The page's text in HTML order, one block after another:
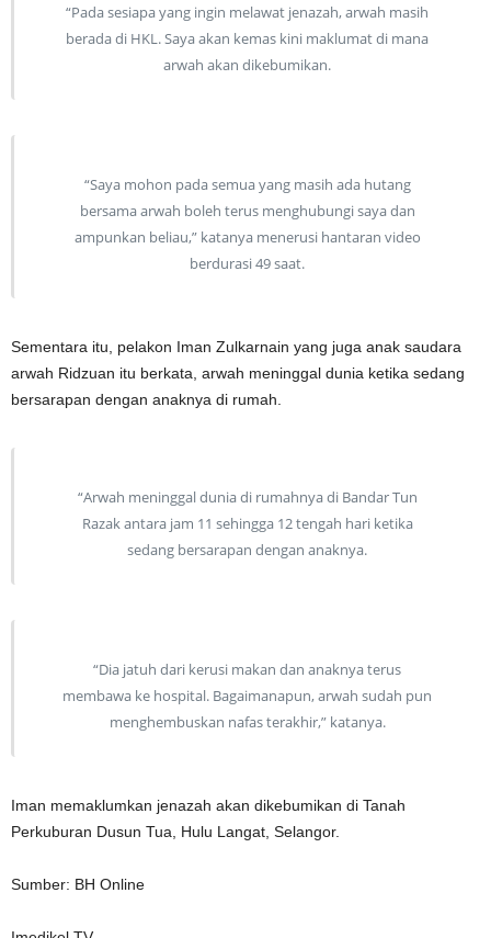
“Pada sesiapa yang ingin melawat jenazah, arwah masih
berada di HKL. Saya akan kemas kini maklumat di mana
arwah akan dikebumikan.
“Saya mohon pada semua yang masih ada hutang
bersama arwah boleh terus menghubungi saya dan
ampunkan beliau,” katanya menerusi hantaran video
berdurasi 49 saat.
Sementara itu, pelakon Iman Zulkarnain yang juga anak saudara
arwah Ridzuan itu berkata, arwah meninggal dunia ketika sedang
bersarapan dengan anaknya di rumah.
“Arwah meninggal dunia di rumahnya di Bandar Tun
Razak antara jam 11 sehingga 12 tengah hari ketika
sedang bersarapan dengan anaknya.
“Dia jatuh dari kerusi makan dan anaknya terus
membawa ke hospital. Bagaimanapun, arwah sudah pun
menghembuskan nafas terakhir,” katanya.
Iman memaklumkan jenazah akan dikebumikan di Tanah
Perkuburan Dusun Tua, Hulu Langat, Selangor.
Sumber: BH Online